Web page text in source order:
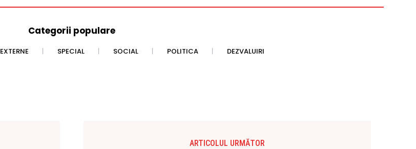
Categorii populare
EXTERNE SPECIAL SOCIAL POLITICA DEZVALUIRI
ARTICOLUL URMĂTOR